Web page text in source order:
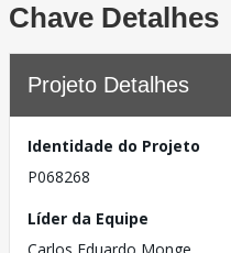
Chave Detalhes
Projeto Detalhes
Identidade do Projeto
P068268
Líder da Equipe